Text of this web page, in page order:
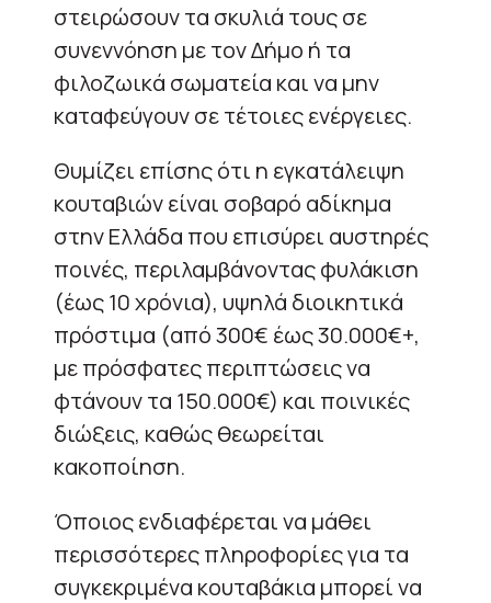
στειρώσουν τα σκυλιά τους σε
συνεννόηση με τον Δήμο ή τα
φιλοζωικά σωματεία και να μην
καταφεύγουν σε τέτοιες ενέργειες.
Θυμίζει επίσης ότι η εγκατάλειψη
κουταβιών είναι σοβαρό αδίκημα
στην Ελλάδα που επισύρει αυστηρές
ποινές, περιλαμβάνοντας φυλάκιση
(έως 10 χρόνια), υψηλά διοικητικά
πρόστιμα (από 300€ έως 30.000€+,
με πρόσφατες περιπτώσεις να
φτάνουν τα 150.000€) και ποινικές
διώξεις, καθώς θεωρείται
κακοποίηση.
Όποιος ενδιαφέρεται να μάθει
περισσότερες πληροφορίες για τα
συγκεκριμένα κουταβάκια μπορεί να